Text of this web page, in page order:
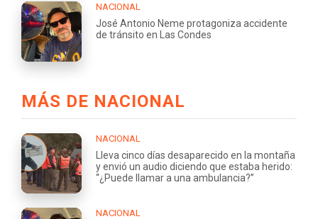
NACIONAL
José Antonio Neme protagoniza accidente
de tránsito en Las Condes
MÁS DE NACIONAL
NACIONAL
Lleva cinco días desaparecido en la montaña
y envió un audio diciendo que estaba herido:
“¿Puede llamar a una ambulancia?”
NACIONAL